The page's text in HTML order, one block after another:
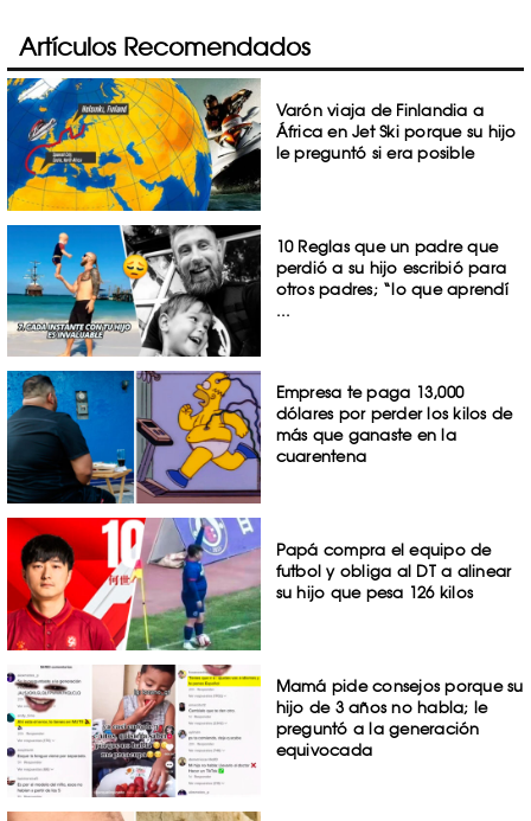
Artículos Recomendados
Varón viaja de Finlandia a
África en Jet Ski porque su hijo
le preguntó si era posible
10 Reglas que un padre que
perdió a su hijo escribió para
otros padres; “lo que aprendí
...
Empresa te paga 13,000
dólares por perder los kilos de
más que ganaste en la
cuarentena
Papá compra el equipo de
futbol y obliga al DT a alinear
su hijo que pesa 126 kilos
Mamá pide consejos porque su
hijo de 3 años no habla; le
preguntó a la generación
equivocada